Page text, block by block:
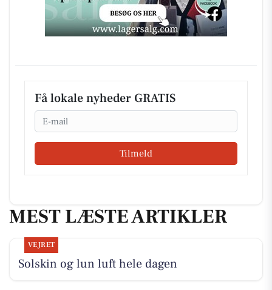
Få lokale nyheder GRATIS
Email
Tilmeld
MEST LÆSTE ARTIKLER
VEJRET
Solskin og lun luft hele dagen